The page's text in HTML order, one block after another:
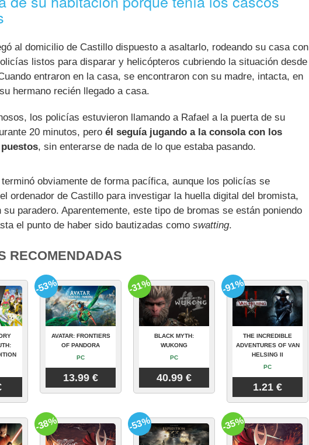
al domicilio de Castillo dispuesto a asaltarlo, rodeando su casa con
listos para disparar y helicópteros cubriendo la situación desde
entraron en la casa, se encontraron con su madre, intacta, en
hermano recién llegado a casa.
los policías estuvieron llamando a Rafael a la puerta de su
20 minutos, pero él seguía jugando a la consola con los
, sin enterarse de nada de lo que estaba pasando.
obviamente de forma pacífica, aunque los policías se
ordenador de Castillo para investigar la huella digital del bromista,
su paradero. Aparentemente, este tipo de bromas se están poniendo
el punto de haber sido bautizadas como swatting.
RECOMENDADAS
AVATAR: FRONTIERS
OF PANDORA
PC
13.99 €
-53%
BLACK MYTH:
WUKONG
PC
40.99 €
-31%
THE INCREDIBLE
ADVENTURES OF VAN
HELSING II
PC
1.21 €
-91%
-38% -53% -35%